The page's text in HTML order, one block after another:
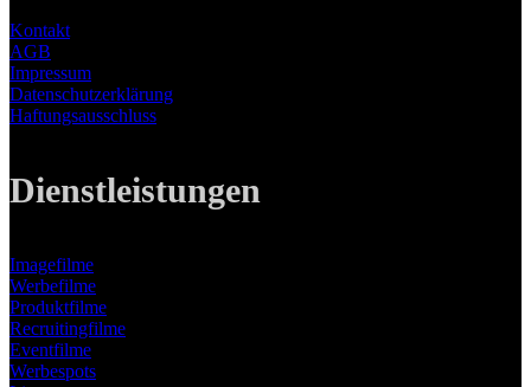
Kontakt
AGB
Impressum
Datenschutzerklärung
Haftungsausschluss
Dienstleistungen
Imagefilme
Werbefilme
Produktfilme
Recruitingfilme
Eventfilme
Werbespots